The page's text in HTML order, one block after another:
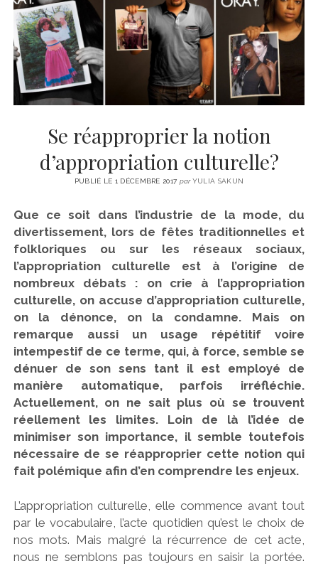
CINÉMA
LITTÉRATURE
ÉCONOMIE
SPORT
MÉDIAS
SANTÉ
instagram
emailemail-
form
Se réapproprier la notion
d’appropriation culturelle?
PUBLIÉ LE 1 DÉCEMBRE 2017 parYULIA SAKUN
Que ce soit dans l’industrie de la mode, du
divertissement, lors de fêtes traditionnelles et
folkloriques ou sur les réseaux sociaux,
l’appropriation culturelle est à l’origine de
nombreux débats : on crie à l’appropriation
culturelle, on accuse d’appropriation culturelle,
on la dénonce, on la condamne. Mais on
remarque aussi un usage répétitif voire
intempestif de ce terme, qui, à force, semble se
dénuer de son sens tant il est employé de
manière automatique, parfois irréfléchie.
Actuellement, on ne sait plus où se trouvent
réellement les limites. Loin de là l’idée de
minimiser son importance, il semble toutefois
nécessaire de se réapproprier cette notion qui
fait polémique afin d’en comprendre les enjeux.
L’appropriation culturelle, elle commence avant tout
par le vocabulaire, l’acte quotidien qu’est le choix de
nos mots. Mais malgré la récurrence de cet acte,
nous ne semblons pas toujours en saisir la portée.